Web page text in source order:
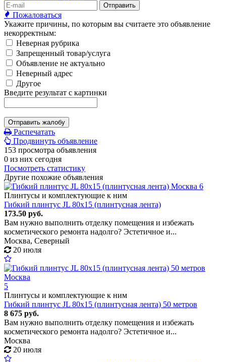
Отправить
Пожаловаться
Укажите причины, по которым вы считаете это объявление
некорректным:
Неверная рубрика
Запрещенный товар/услуга
Объявление не актуально
Неверный адрес
Другое
Введите результат с картинки
Отправить жалобу
Распечатать
Продвинуть объявление
153 просмотра объявления
0 из них сегодня
Посмотреть статистику
Другие похожие объявления
6
Плинтусы и комплектующие к ним
Гибкий плинтус JL 80x15 (плинтусная лента)
173.50 руб.
Вам нужно выполнить отделку помещения и избежать
косметического ремонта надолго? Эстетичное и...
Москва, Северный
20 июля
5
Плинтусы и комплектующие к ним
Гибкий плинтус JL 80x15 (плинтусная лента) 50 метров
8 675 руб.
Вам нужно выполнить отделку помещения и избежать
косметического ремонта надолго? Эстетичное и...
Москва
20 июля